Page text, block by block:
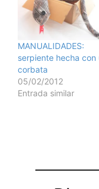
MANUALIDADES:
serpiente hecha con
corbata
05/02/2012
Entrada similar